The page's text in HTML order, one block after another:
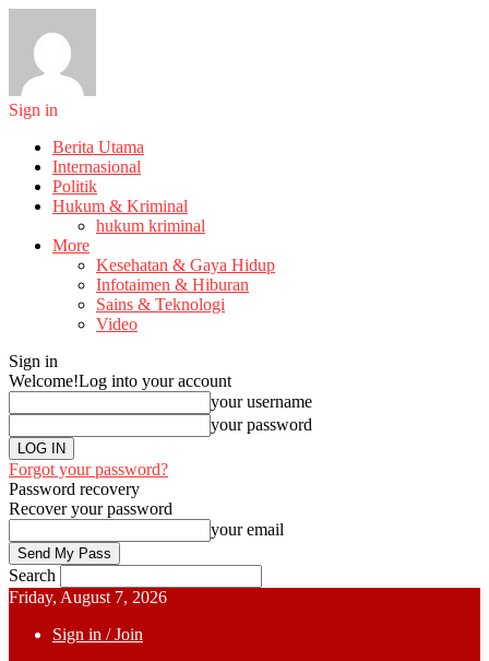
Sign in
Berita Utama
Internasional
Politik
Hukum & Kriminal
hukum kriminal
More
Kesehatan & Gaya Hidup
Infotaimen & Hiburan
Sains & Teknologi
Video
Sign in
Welcome!Log into your account
your username
your password
Forgot your password?
Password recovery
Recover your password
your email
Search
Friday, August 7, 2026
Sign in / Join